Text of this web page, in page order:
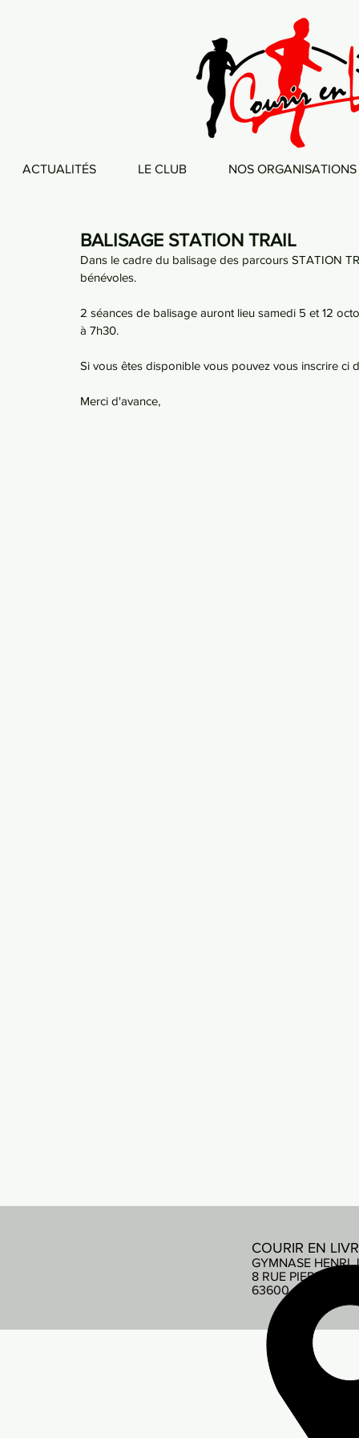
ACTUALITÉS LE CLUB NOS ORGANISATIONS
BALISAGE STATION TRAIL
Dans le cadre du balisage des parcours STATION
bénévoles.
2 séances de balisage auront lieu samedi 5 et 12
à 7h30.
Si vous êtes disponible vous pouvez vous inscrire ci
Merci d'avance,
COURIR EN
GYMNASE HENRI
8 RUE PIERRE DE
63600 AMBERT